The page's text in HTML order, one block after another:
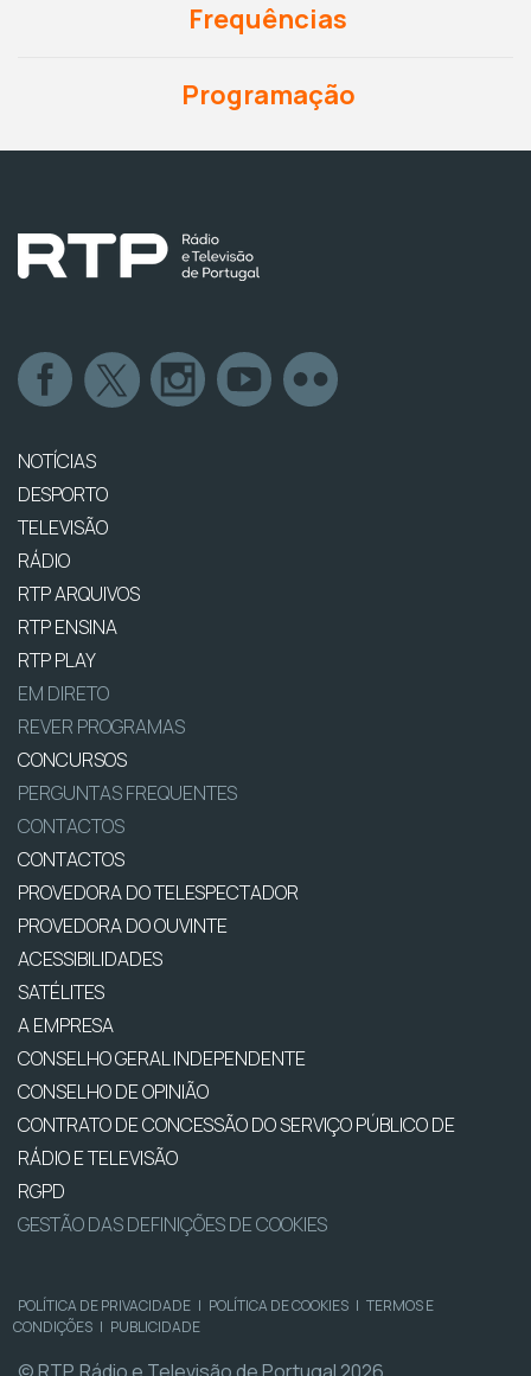
Frequências
Programação
NOTÍCIAS
DESPORTO
TELEVISÃO
RÁDIO
RTP ARQUIVOS
RTP ENSINA
RTP PLAY
EM DIRETO
REVER PROGRAMAS
CONCURSOS
PERGUNTAS FREQUENTES
CONTACTOS
CONTACTOS
PROVEDORA DO TELESPECTADOR
PROVEDORA DO OUVINTE
ACESSIBILIDADES
SATÉLITES
A EMPRESA
CONSELHO GERAL INDEPENDENTE
CONSELHO DE OPINIÃO
CONTRATO DE CONCESSÃO DO SERVIÇO PÚBLICO DE
RÁDIO E TELEVISÃO
RGPD
GESTÃO DAS DEFINIÇÕES DE COOKIES
POLÍTICA DE PRIVACIDADE | POLÍTICA DE COOKIES | TERMOS E
CONDIÇÕES | PUBLICIDADE